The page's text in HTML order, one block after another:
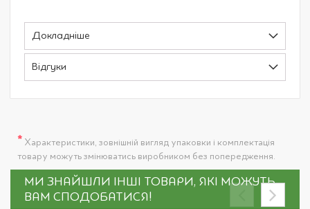
Докладніше
Відгуки
* Характеристики, зовнішній вигляд упаковки і комплектація
товару можуть змінюватись виробником без попередження.
МИ ЗНАЙШЛИ ІНШІ ТОВАРИ, ЯКІ МОЖУТЬ
ВАМ СПОДОБАТИСЯ!